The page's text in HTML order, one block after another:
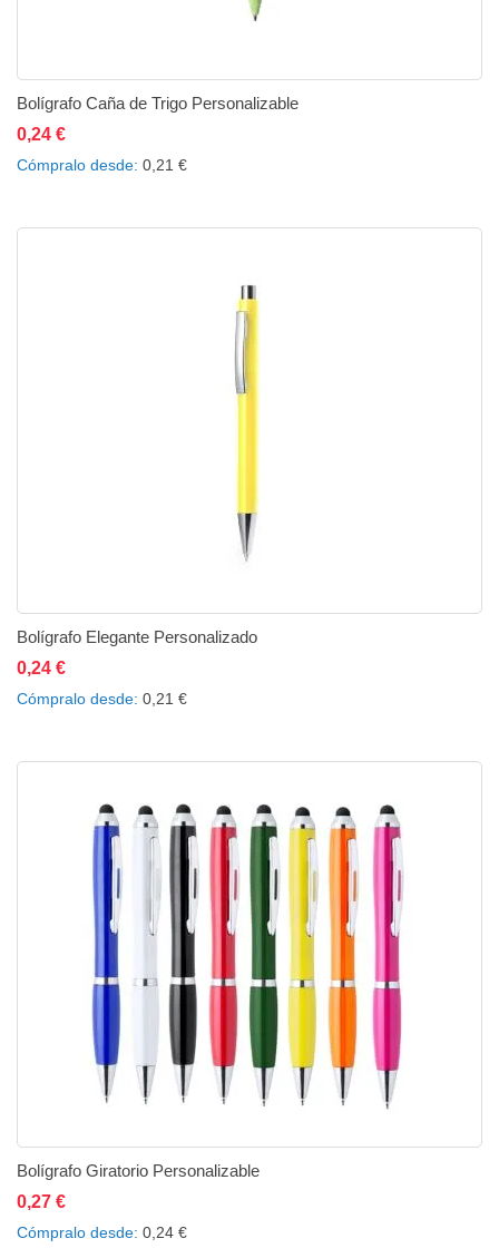
Bolígrafo Caña de Trigo Personalizable
0,24 €
Cómpralo desde 0,21 €
Bolígrafo Elegante Personalizado
0,24 €
Cómpralo desde 0,21 €
Bolígrafo Giratorio Personalizable
0,27 €
Cómpralo desde 0,24 €